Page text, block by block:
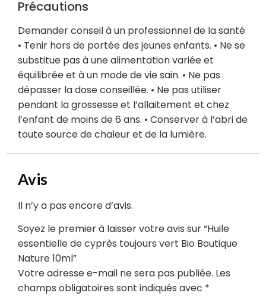
Précautions
Demander conseil à un professionnel de la santé
• Tenir hors de portée des jeunes enfants. • Ne se
substitue pas à une alimentation variée et
équilibrée et à un mode de vie sain. • Ne pas
dépasser la dose conseillée. • Ne pas utiliser
pendant la grossesse et l’allaitement et chez
l’enfant de moins de 6 ans. • Conserver à l’abri de
toute source de chaleur et de la lumière.
Avis
Il n’y a pas encore d’avis.
Soyez le premier à laisser votre avis sur “Huile
essentielle de cyprès toujours vert Bio Boutique
Nature 10ml”
Votre adresse e-mail ne sera pas publiée. Les
champs obligatoires sont indiqués avec *